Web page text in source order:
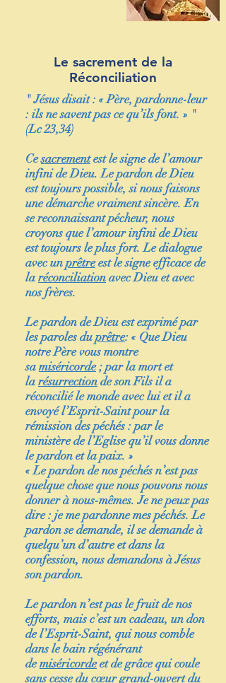
Le sacrement de la
Réconciliation
" Jésus disait : « Père, pardonne-leur
: ils ne savent pas ce qu’ils font. » "
(Lc 23,34)
Cesacrementest le signe de l’amour
infini de Dieu. Le pardon de Dieu
est toujours possible, si nous faisons
une démarche vraiment sincère. En
se reconnaissant pécheur, nous
croyons que l’amour infini de Dieu
est toujours le plus fort. Le dialogue
avec unprêtreest le signe efficace de
laréconciliationavec Dieu et avec
nos frères.
Le pardon de Dieu est exprimé par
les paroles duprêtre: « Que Dieu
notre Père vous montre
samiséricorde; par la mort et
larésurrectionde son Fils il a
réconcilié le monde avec lui et il a
envoyé l’Esprit-Saint pour la
rémission des péchés : par le
ministère de l’Eglise qu’il vous donne
le pardon et la paix. »
« Le pardon de nos péchés n’est pas
quelque chose que nous pouvons nous
donner à nous-mêmes. Je ne peux pas
dire : je me pardonne mes péchés. Le
pardon se demande, il se demande à
quelqu’un d’autre et dans la
confession, nous demandons à Jésus
son pardon.
Le pardon n’est pas le fruit de nos
efforts, mais c’est un cadeau, un don
de l’Esprit-Saint, qui nous comble
dans le bain régénérant
demiséricordeet de grâce qui coule
sans cesse du cœur grand-ouvert du